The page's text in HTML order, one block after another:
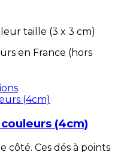
taille (3 x 3 cm)
en France (hors
(4cm)
côté. Ces dés à points